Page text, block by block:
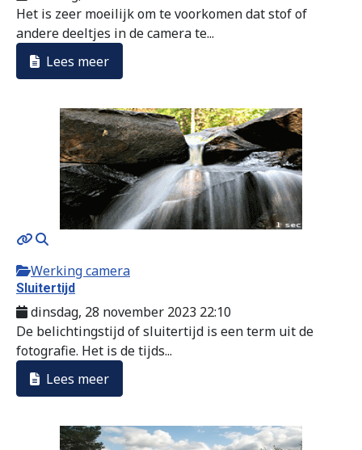
Het is zeer moeilijk om te voorkomen dat stof of
andere deeltjes in de camera te...
Lees meer
Werking camera
Sluitertijd
dinsdag, 28 november 2023 22:10
De belichtingstijd of sluitertijd is een term uit de
fotografie. Het is de tijds...
Lees meer